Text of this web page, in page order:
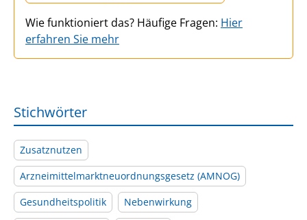
Wie funktioniert das? Häufige Fragen: Hier
erfahren Sie mehr
Stichwörter
Zusatznutzen
Arzneimittelmarktneuordnungsgesetz (AMNOG)
Gesundheitspolitik
Nebenwirkung